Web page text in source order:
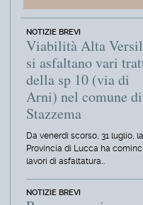
NOTIZIE BREVI
Viabilità Alta
si asfaltano vari
della sp 10 (via di
Arni) nel comune di
Stazzema
Da venerdì scorso, 31 luglio, la
Provincia di Lucca ha
lavori di asfaltatura…
NOTIZIE BREVI